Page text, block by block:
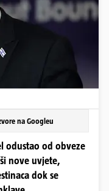
na Googleu
odustao od obveze
nove uvjete,
dok se